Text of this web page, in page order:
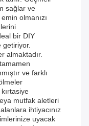
sağlar ve
olmanızı
bir DIY
getiriyor.
almaktadır.
ve farklı
mutfak aletleri
ihtiyacınız
uyacak